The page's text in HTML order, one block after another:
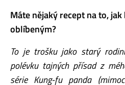
Máte nějaký recept na to,
oblíbeným?
To je trošku jako starý
polévku tajných přísad z
série Kung-fu panda